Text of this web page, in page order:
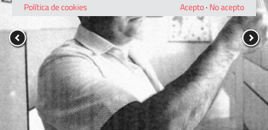
Política de cookies
Acepto· No acepto